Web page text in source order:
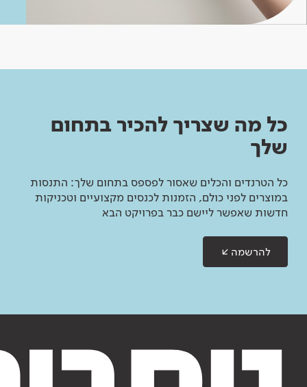
כל מה שצריך להכיר בתחום
שלך
כל הטרנדים והכלים שאסור לפספס בתחום שלך: התנסות
במוצרים לפני כולם, הזמנות לכנסים מקצועיים וטכניקות
חדשות שאפשר ליישם כבר בפרויקט הבא
להרשמה